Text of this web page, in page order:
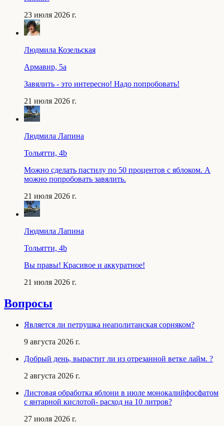
23 июля 2026 г.
Людмила Козельская
Армавир, 5a
Завялить - это интересно! Надо попробовать!
21 июля 2026 г.
Людмила Лапина
Тольятти, 4b
Можно сделать пастилу по 50 процентов с яблоком. А
можно попробовать завялить.
21 июля 2026 г.
Людмила Лапина
Тольятти, 4b
Вы правы! Красивое и аккуратное!
21 июля 2026 г.
Вопросы
Является ли петрушка неаполитанская сорняком?
9 августа 2026 г.
Добрый день, вырастит ли из отрезанной ветке лайм. ?
2 августа 2026 г.
Листовая обработка яблони в июле монокалийфосфатом
с янтарной кислотой- расход на 10 литров?
27 июля 2026 г.